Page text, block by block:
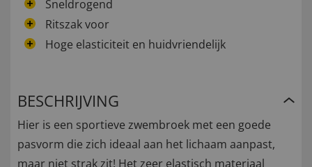
Sneldrogend
Ritszak voor
Hoge elasticiteit en huidvriendelijk
BESCHRIJVING
Hier is een sportieve zwembroek met een goede
pasvorm die zich ideaal aan het lichaam aanpast,
maar niet strak zit! Het zeer elastisch materiaal